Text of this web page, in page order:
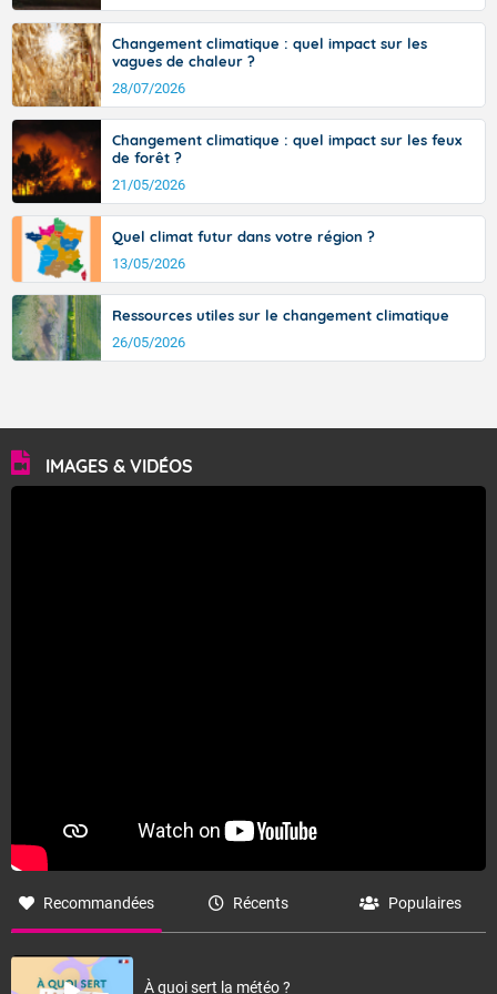
Changement climatique : quel impact sur les
vagues de chaleur ?
28/07/2026
Changement climatique : quel impact sur les feux
de forêt ?
21/05/2026
Quel climat futur dans votre région ?
13/05/2026
Ressources utiles sur le changement climatique
26/05/2026
IMAGES & VIDÉOS
Recommandées Récents Populaires
À quoi sert la météo ?